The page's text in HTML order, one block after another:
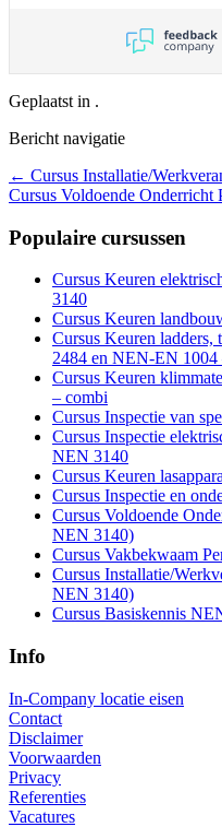
Geplaatst in .
Bericht navigatie
← Cursus Installatie/
Cursus Voldoende
Populaire cursussen
Cursus Keuren
3140
Cursus Keuren
Cursus Keuren ladders,
2484 en NEN-EN 1004
Cursus Keuren
– combi
Cursus Inspectie van
Cursus Inspectie
NEN 3140
Cursus Keuren
Cursus Inspectie en
Cursus Voldoende
NEN 3140)
Cursus Vakbekwaam
Cursus Installatie/
NEN 3140)
Cursus Basiskennis
Info
In-Company locatie eisen
Contact
Disclaimer
Voorwaarden
Privacy
Referenties
Vacatures